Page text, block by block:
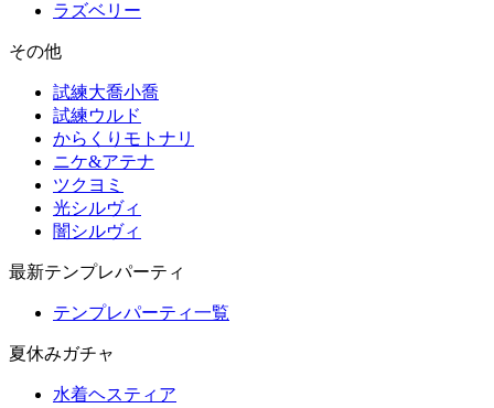
ラズベリー
その他
試練大喬小喬
試練ウルド
からくりモトナリ
ニケ&アテナ
ツクヨミ
光シルヴィ
闇シルヴィ
最新テンプレパーティ
テンプレパーティ一覧
夏休みガチャ
水着ヘスティア